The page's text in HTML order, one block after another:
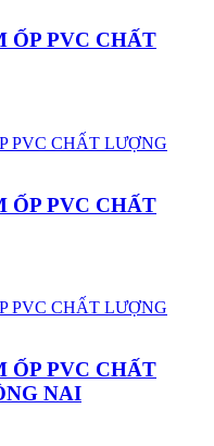
ỐP PVC CHẤT
ỐP PVC CHẤT
ỐP PVC CHẤT
NAI